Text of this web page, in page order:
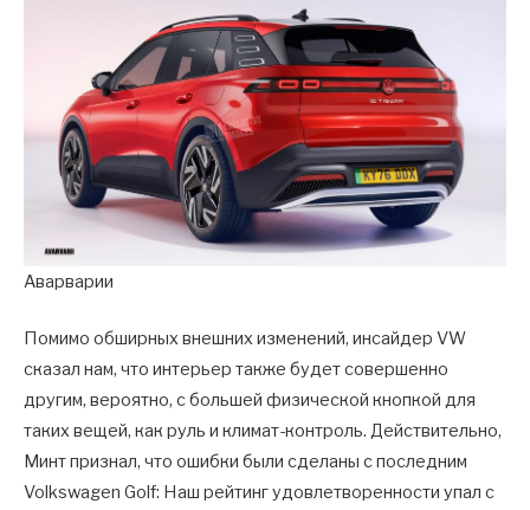
Аварварии
Помимо обширных внешних изменений, инсайдер VW
сказал нам, что интерьер также будет совершенно
другим, вероятно, с большей физической кнопкой для
таких вещей, как руль и климат-контроль. Действительно,
Минт признал, что ошибки были сделаны с последним
Volkswagen Golf: Наш рейтинг удовлетворенности упал с